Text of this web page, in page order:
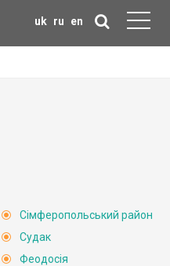
uk ru en
Сімферопольський район
Судак
Феодосія